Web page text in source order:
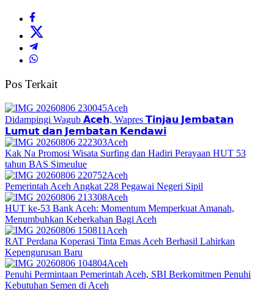
Pos Terkait
Aceh
Didampingi Wagub 𝗔𝗰𝗲𝗵, Wapres 𝗧𝗶𝗻𝗷𝗮𝘂 𝗝𝗲𝗺𝗯𝗮𝘁𝗮𝗻
𝗟𝘂𝗺𝘂𝘁 𝗱𝗮𝗻 𝗝𝗲𝗺𝗯𝗮𝘁𝗮𝗻 𝗞𝗲𝗻𝗱𝗮𝘄𝗶
Aceh
Kak Na Promosi Wisata Surfing dan Hadiri Perayaan HUT 53
tahun BAS Simeulue
Aceh
Pemerintah Aceh Angkat 228 Pegawai Negeri Sipil
Aceh
HUT ke-53 Bank Aceh: Momentum Memperkuat Amanah,
Menumbuhkan Keberkahan Bagi Aceh
Aceh
RAT Perdana Koperasi Tinta Emas Aceh Berhasil Lahirkan
Kepengurusan Baru
Aceh
Penuhi Permintaan Pemerintah Aceh, SBI Berkomitmen Penuhi
Kebutuhan Semen di Aceh